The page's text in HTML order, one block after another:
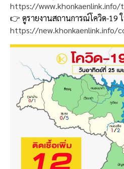
https://www.khonkaenlink.info/
👉 ดูรายงานสถานการณ์โควิด-19
https://new.khonkaenlink.info/